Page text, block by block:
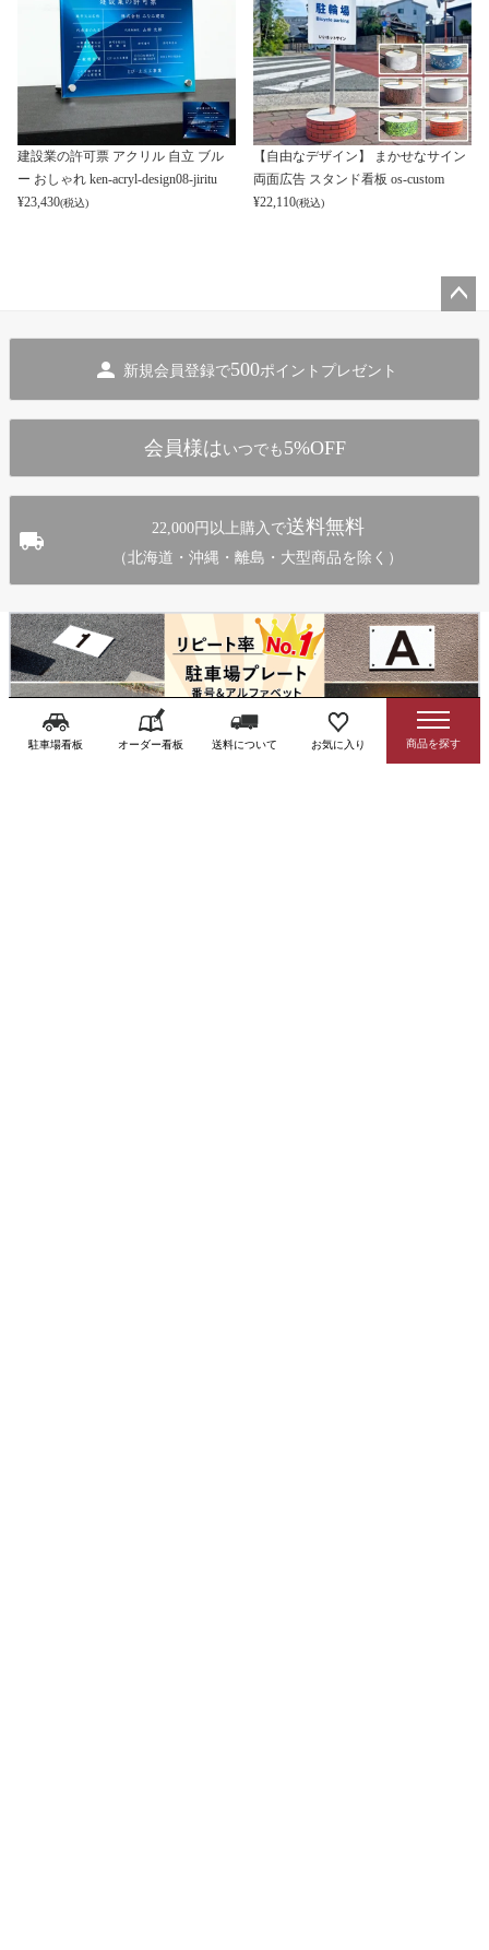
建設業の許可票 アクリル 自立 ブル
ー おしゃれ ken-acryl-design08-jiritu
¥23,430(税込)
【自由なデザイン】 まかせなサイン
両面広告 スタンド看板 os-custom
¥22,110(税込)
駐車場看板 オーダー看板 送料について お気に入り
新規会員登録で500ポイントプレゼント
会員様は いつでも 5%OFF
22,000円以上購入で送料無料
（北海道・沖縄・離島・大型商品を除く）